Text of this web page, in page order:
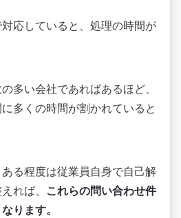
応していると、処理の時間が
多い会社であればあるほど、
多くの時間が割かれていると
る程度は従業員自身で自己解
れば、 これらの問い合わせ件
ります。